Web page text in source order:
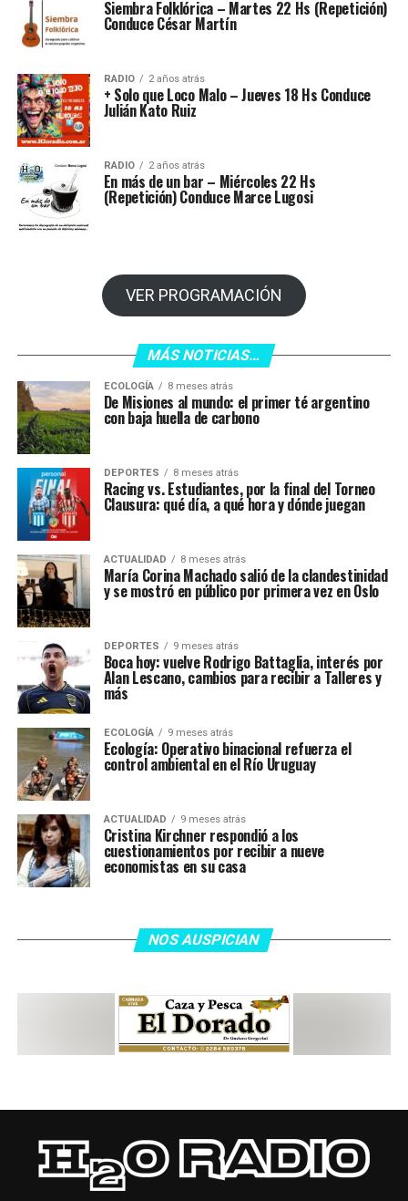
Siembra Folklórica – Martes 22 Hs (Repetición)
Conduce César Martín
RADIO 2 años atrás
+ Solo que Loco Malo – Jueves 18 Hs Conduce
Julián Kato Ruiz
RADIO 2 años atrás
En más de un bar – Miércoles 22 Hs
(Repetición) Conduce Marce Lugosi
VER PROGRAMACIÓN
MÁS NOTICIAS…
ECOLOGÍA 8 meses atrás
De Misiones al mundo: el primer té argentino
con baja huella de carbono
DEPORTES 8 meses atrás
Racing vs. Estudiantes, por la final del Torneo
Clausura: qué día, a qué hora y dónde juegan
ACTUALIDAD 8 meses atrás
María Corina Machado salió de la clandestinidad
y se mostró en público por primera vez en Oslo
DEPORTES 9 meses atrás
Boca hoy: vuelve Rodrigo Battaglia, interés por
Alan Lescano, cambios para recibir a Talleres y
más
ECOLOGÍA 9 meses atrás
Ecología: Operativo binacional refuerza el
control ambiental en el Río Uruguay
ACTUALIDAD 9 meses atrás
Cristina Kirchner respondió a los
cuestionamientos por recibir a nueve
economistas en su casa
NOS AUSPICIAN